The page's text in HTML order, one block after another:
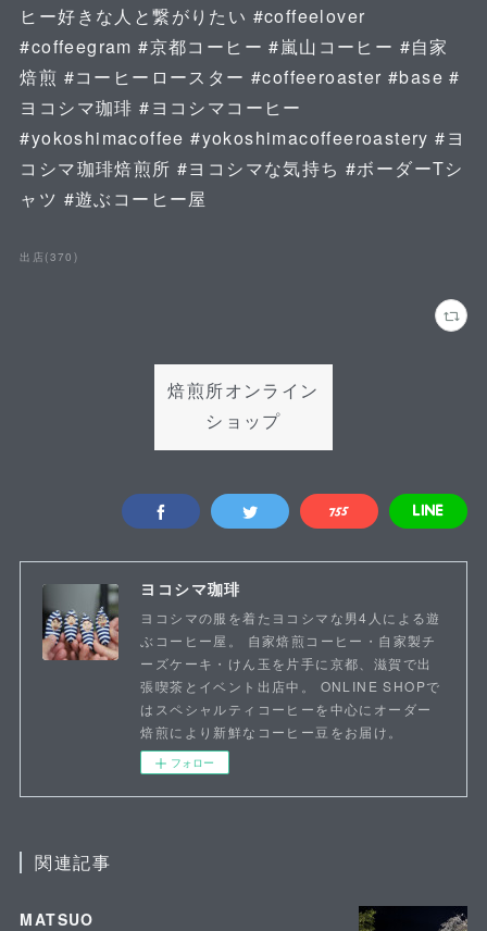
ヒー好きな人と繋がりたい #coffeelover
#coffeegram #京都コーヒー #嵐山コーヒー #自家
焙煎 #コーヒーロースター #coffeeroaster #base #
ヨコシマ珈琲 #ヨコシマコーヒー
#yokoshimacoffee #yokoshimacoffeeroastery #ヨ
コシマ珈琲焙煎所 #ヨコシマな気持ち #ボーダーTシ
ャツ #遊ぶコーヒー屋
出店 (370 )
焙煎所オンライン
ショップ
ヨコシマ珈琲
ヨコシマの服を着たヨコシマな男4人による遊
ぶコーヒー屋。 自家焙煎コーヒー・自家製チ
ーズケーキ・けん玉を片手に京都、滋賀で出
張喫茶とイベント出店中。 ONLINE SHOPで
はスペシャルティコーヒーを中心にオーダー
焙煎により新鮮なコーヒー豆をお届け。
フォロー
関連記事
MATSUO